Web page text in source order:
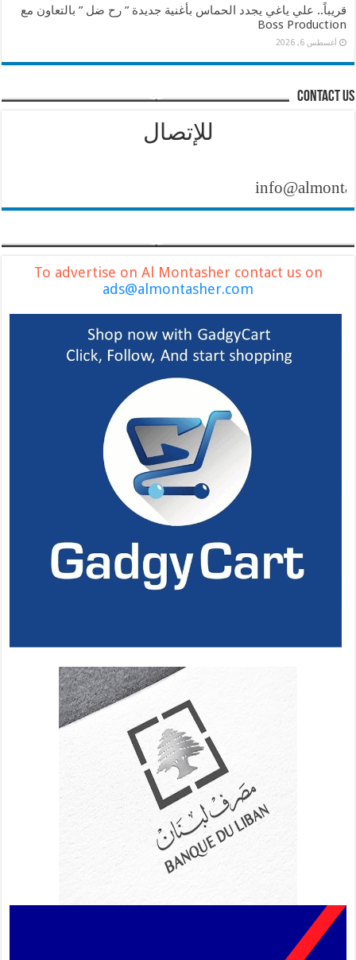
قريباً.. علي ياغي يجدد الحماس بأغنية جديدة ” رح ضل ” بالتعاون مع
Boss Production
أغسطس 6, 2026
contact us
للإتصال
info@almontasher.com
To advertise on Al Montasher contact us on
ads@almontasher.com